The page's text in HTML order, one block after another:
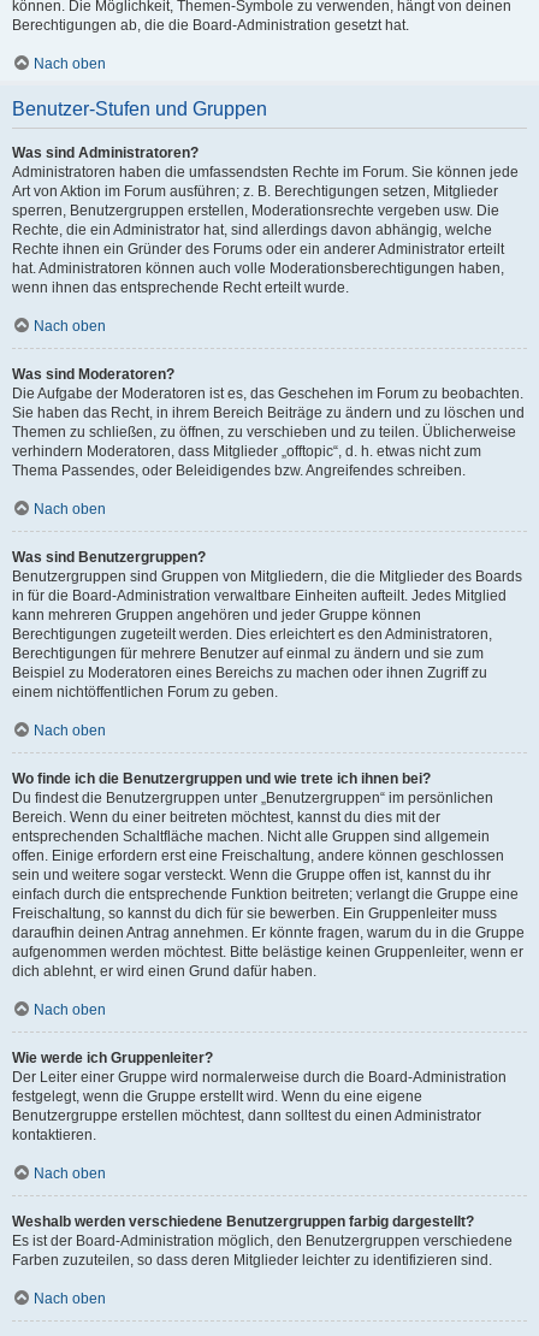
können. Die Möglichkeit, Themen-Symbole zu verwenden, hängt von deinen
Berechtigungen ab, die die Board-Administration gesetzt hat.
Nach oben
Benutzer-Stufen und Gruppen
Was sind Administratoren?
Administratoren haben die umfassendsten Rechte im Forum. Sie können jede
Art von Aktion im Forum ausführen; z. B. Berechtigungen setzen, Mitglieder
sperren, Benutzergruppen erstellen, Moderationsrechte vergeben usw. Die
Rechte, die ein Administrator hat, sind allerdings davon abhängig, welche
Rechte ihnen ein Gründer des Forums oder ein anderer Administrator erteilt
hat. Administratoren können auch volle Moderationsberechtigungen haben,
wenn ihnen das entsprechende Recht erteilt wurde.
Nach oben
Was sind Moderatoren?
Die Aufgabe der Moderatoren ist es, das Geschehen im Forum zu beobachten.
Sie haben das Recht, in ihrem Bereich Beiträge zu ändern und zu löschen und
Themen zu schließen, zu öffnen, zu verschieben und zu teilen. Üblicherweise
verhindern Moderatoren, dass Mitglieder „offtopic“, d. h. etwas nicht zum
Thema Passendes, oder Beleidigendes bzw. Angreifendes schreiben.
Nach oben
Was sind Benutzergruppen?
Benutzergruppen sind Gruppen von Mitgliedern, die die Mitglieder des Boards
in für die Board-Administration verwaltbare Einheiten aufteilt. Jedes Mitglied
kann mehreren Gruppen angehören und jeder Gruppe können
Berechtigungen zugeteilt werden. Dies erleichtert es den Administratoren,
Berechtigungen für mehrere Benutzer auf einmal zu ändern und sie zum
Beispiel zu Moderatoren eines Bereichs zu machen oder ihnen Zugriff zu
einem nichtöffentlichen Forum zu geben.
Nach oben
Wo finde ich die Benutzergruppen und wie trete ich ihnen bei?
Du findest die Benutzergruppen unter „Benutzergruppen“ im persönlichen
Bereich. Wenn du einer beitreten möchtest, kannst du dies mit der
entsprechenden Schaltfläche machen. Nicht alle Gruppen sind allgemein
offen. Einige erfordern erst eine Freischaltung, andere können geschlossen
sein und weitere sogar versteckt. Wenn die Gruppe offen ist, kannst du ihr
einfach durch die entsprechende Funktion beitreten; verlangt die Gruppe eine
Freischaltung, so kannst du dich für sie bewerben. Ein Gruppenleiter muss
daraufhin deinen Antrag annehmen. Er könnte fragen, warum du in die Gruppe
aufgenommen werden möchtest. Bitte belästige keinen Gruppenleiter, wenn er
dich ablehnt, er wird einen Grund dafür haben.
Nach oben
Wie werde ich Gruppenleiter?
Der Leiter einer Gruppe wird normalerweise durch die Board-Administration
festgelegt, wenn die Gruppe erstellt wird. Wenn du eine eigene
Benutzergruppe erstellen möchtest, dann solltest du einen Administrator
kontaktieren.
Nach oben
Weshalb werden verschiedene Benutzergruppen farbig dargestellt?
Es ist der Board-Administration möglich, den Benutzergruppen verschiedene
Farben zuzuteilen, so dass deren Mitglieder leichter zu identifizieren sind.
Nach oben